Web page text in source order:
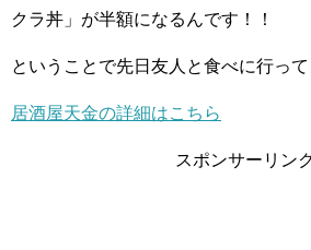
クラ丼」が半額になるんです！！
ということで先日友人と食べに行っ
居酒屋天金の詳細はこちら
スポンサーリン